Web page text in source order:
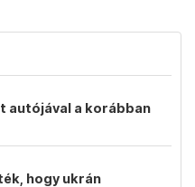
autójával a korábban
hogy ukrán